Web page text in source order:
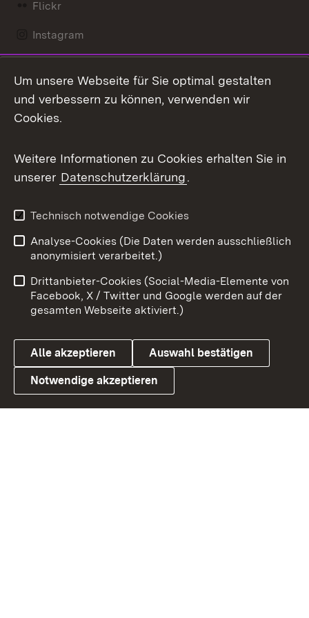
Flickr
Instagram
Mastodon
Messenger
Social Wall
X / Twitter
Youtube
Link zum Landesportal
Benutzungshinweise
Barrierefreiheit
Datenschutz
Cookies
Um unsere Webseite für Sie optimal gestalten
und verbessern zu können, verwenden wir
Cookies.
Weitere Informationen zu Cookies erhalten Sie in
unserer Datenschutzerklärung.
Technisch notwendige Cookies
Analyse-Cookies (Die Daten werden ausschließlich
anonymisiert verarbeitet.)
Drittanbieter-Cookies (Social-Media-Elemente von
Facebook, X / Twitter und Google werden auf der
gesamten Webseite aktiviert.)
Alle akzeptieren Auswahl bestätigen
Notwendige akzeptieren